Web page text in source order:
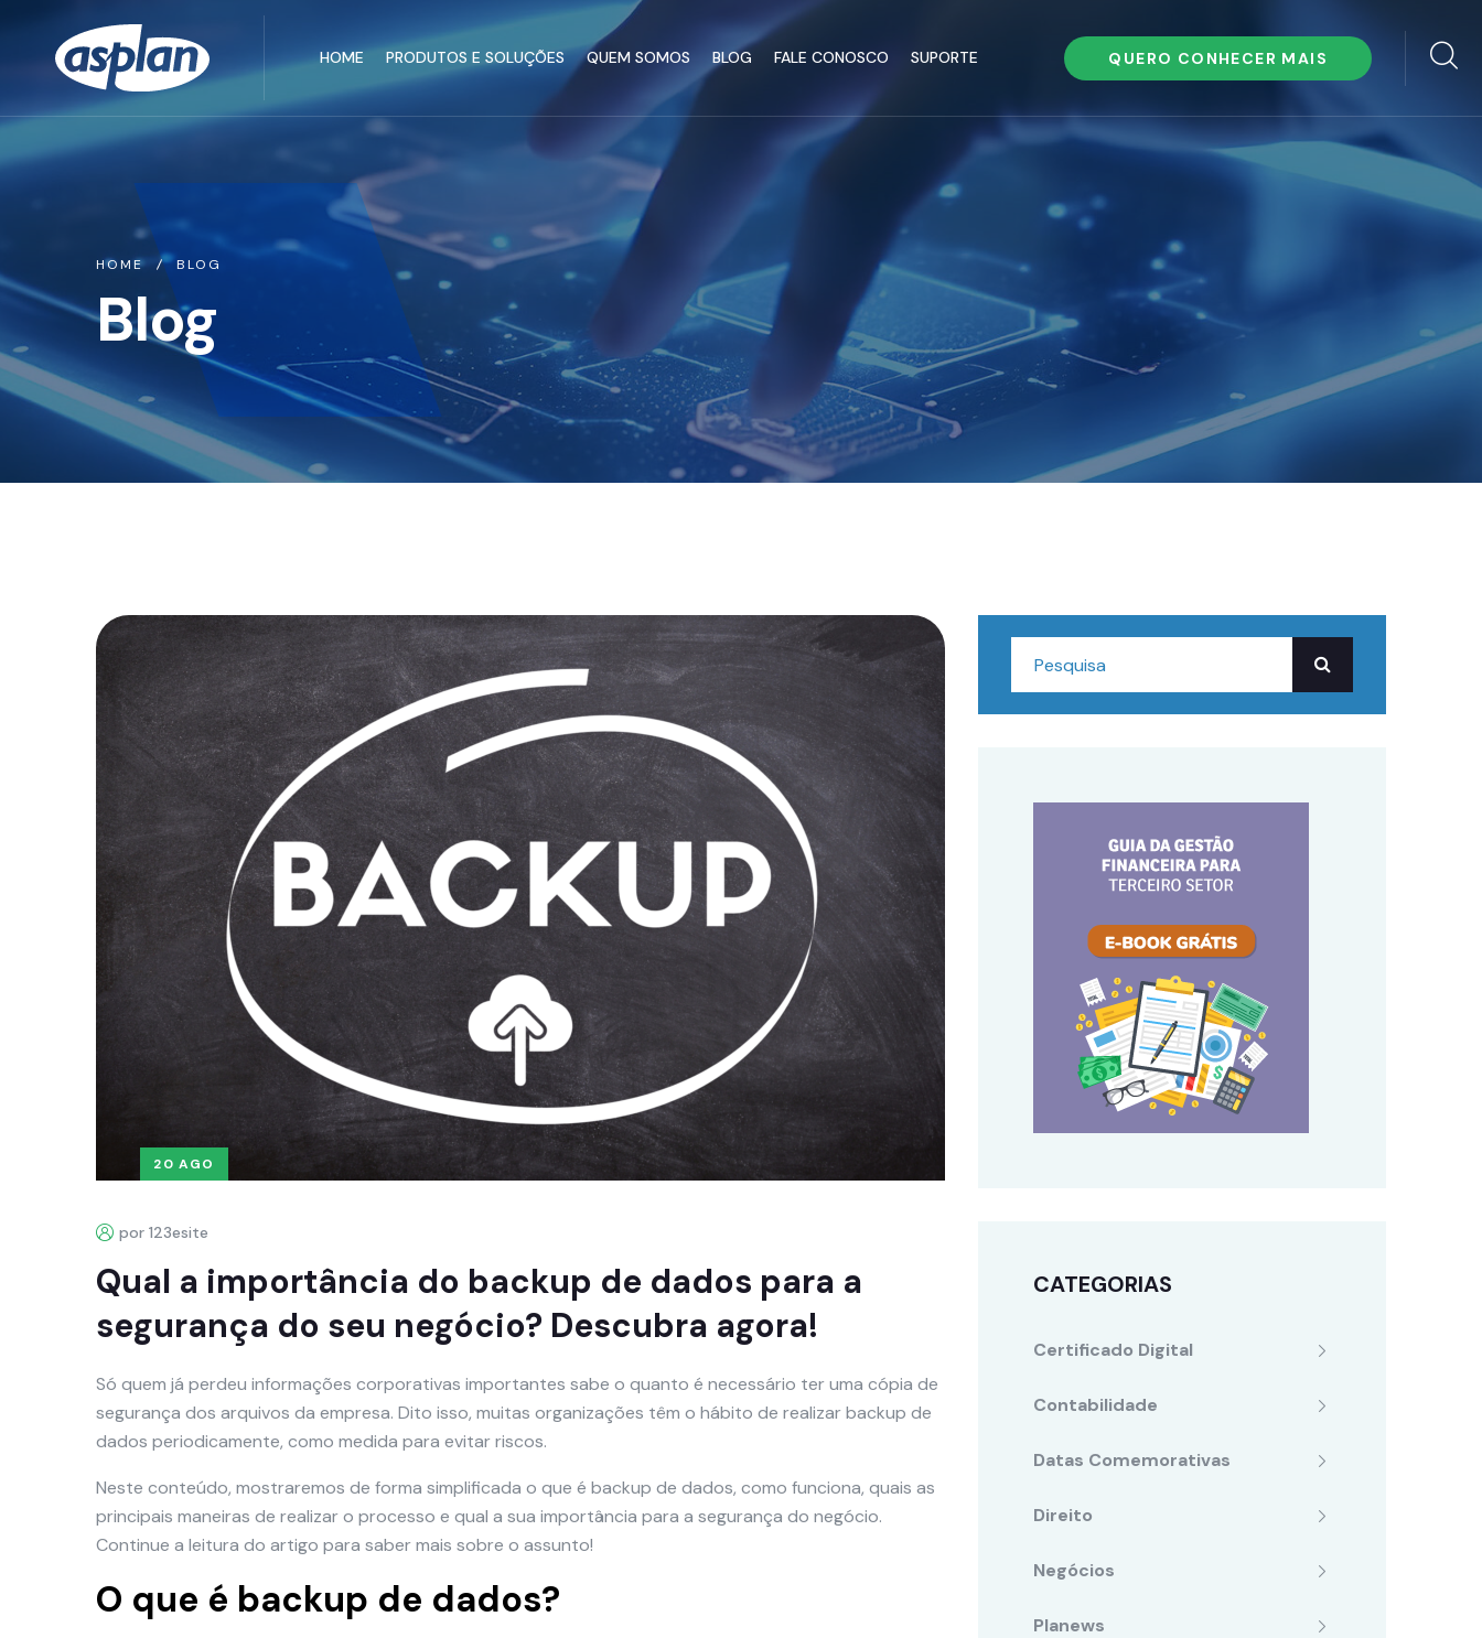
HOME PRODUTOS E SOLUÇÕES QUEM SOMOS BLOG FALE CONOSCO SUPORTE QUERO CONHECER MAIS
HOME BLOG
Blog
20 AGO
por 123esite
Qual a importância do backup de dados para a
segurança do seu negócio? Descubra agora!
Só quem já perdeu informações corporativas importantes sabe o quanto é necessário ter uma cópia de
segurança dos arquivos da empresa. Dito isso, muitas organizações têm o hábito de realizar backup de
dados periodicamente, como medida para evitar riscos.
Neste conteúdo, mostraremos de forma simplificada o que é backup de dados, como funciona, quais as
principais maneiras de realizar o processo e qual a sua importância para a segurança do negócio.
Continue a leitura do artigo para saber mais sobre o assunto!
O que é backup de dados?
CATEGORIAS
Certificado Digital
Contabilidade
Datas Comemorativas
Direito
Negócios
Planews